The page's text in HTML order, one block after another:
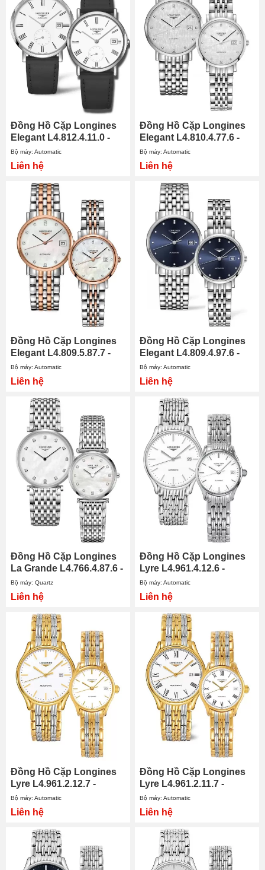
Đồng Hồ Cặp Longines
Elegant L4.812.4.11.0 -
L4.312.4.11.0
Bộ máy: Automatic
Liên hệ
Đồng Hồ Cặp Longines
Elegant L4.810.4.77.6 -
L4.310.4.77.6
Bộ máy: Automatic
Liên hệ
Đồng Hồ Cặp Longines
Elegant L4.809.5.87.7 -
L4.310.5.87.7
Bộ máy: Automatic
Liên hệ
Đồng Hồ Cặp Longines
Elegant L4.809.4.97.6 -
L4.310.4.97.6
Bộ máy: Automatic
Liên hệ
Đồng Hồ Cặp Longines
La Grande L4.766.4.87.6 -
L4.512.4.87.6
Bộ máy: Quartz
Liên hệ
Đồng Hồ Cặp Longines
Lyre L4.961.4.12.6 -
L4.360.4.12.6
Bộ máy: Automatic
Liên hệ
Đồng Hồ Cặp Longines
Lyre L4.961.2.12.7 -
L4.360.2.12.7
Bộ máy: Automatic
Liên hệ
Đồng Hồ Cặp Longines
Lyre L4.961.2.11.7 -
L4.360.2.11.7
Bộ máy: Automatic
Liên hệ